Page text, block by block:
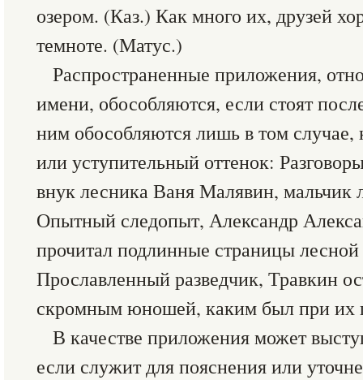
озером. (Каз.) Как много их, друзей
темноте. (Матус.)
Распространенные приложения,
имени, обособляются, если стоят
ним обособляются лишь в том
или уступительный оттенок:
внук лесника Ваня Малявин, мальчик
Опытный следопыт, Александр
прочитал подлинные страницы
Прославленный разведчик, Травкин
скромным юношей, каким был при их
В качестве приложения может
если служит для пояснения или